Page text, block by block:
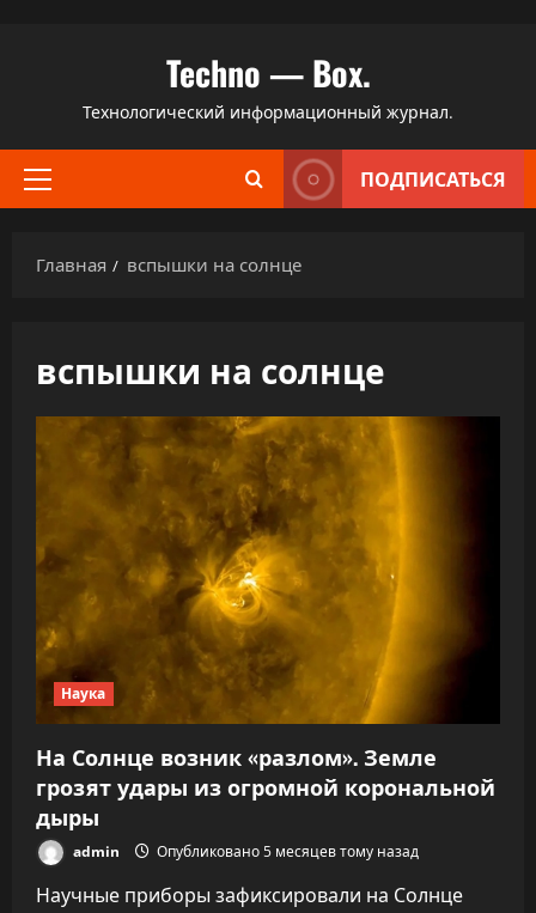
содержимому
Techno — Box.
Технологический информационный журнал.
Основное
ПОДПИСАТЬСЯ
Главная вспышки на солнце
вспышки на солнце
Наука
На Солнце возник «разлом». Земле
грозят удары из огромной корональной
дыры
admin Опубликовано 5 месяцев тому назад
Научные приборы зафиксировали на Солнце